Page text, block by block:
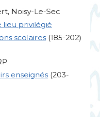
Noisy-Le-Sec
lieu privilégié
scolaires (185-202)
enseignés (203-